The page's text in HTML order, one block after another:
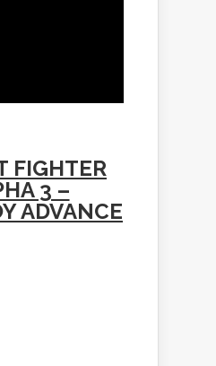
FIGHTER
3 –
ADVANCE